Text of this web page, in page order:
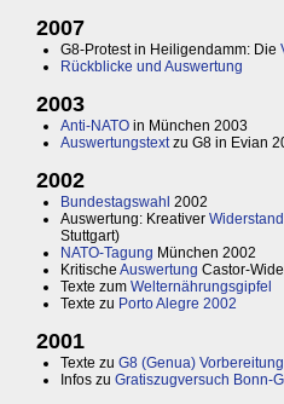
2007
G8-Protest in Heiligendamm: Die
Rückblicke und Auswertung
2003
Anti-NATO in München 2003
Auswertungstextzu G8 in Evian
2002
Bundestagswahl 2002
Auswertung: Kreativer
Stuttgart)
NATO-Tagung München 2002
Kritische Auswertung Castor-
Texte zum Welternährungsgipfel
Texte zu Porto Alegre 2002
2001
Texte zu G8 (Genua) Vorbereitung
Infos zu Gratiszugversuch Bonn-